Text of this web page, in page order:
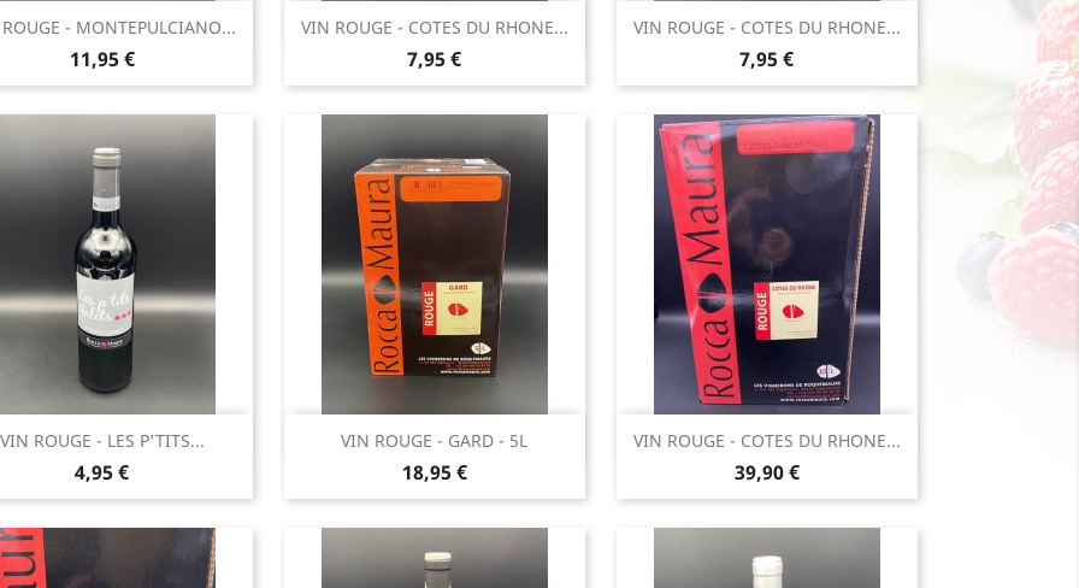
- MONTEPULCIANO...
Prix
11,95 €
Aperçu rapide VIN ROUGE - COTES DU RHONE...
Prix
7,95 €
Aperçu rapide VIN ROUGE - COTES DU RHONE...
Prix
7,95 €
Aperçu rapide
VIN ROUGE - LES P'TITS...
Prix
4,95 €
Aperçu rapide VIN ROUGE - GARD - 5L
Prix
18,95 €
Aperçu rapide VIN ROUGE - COTES DU RHONE...
Prix
39,90 €
Aperçu rapide